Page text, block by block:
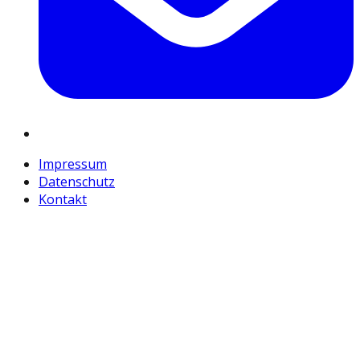
Impressum
Datenschutz
Kontakt